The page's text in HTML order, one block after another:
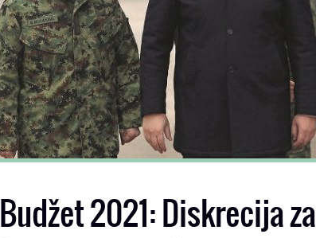
Budžet 2021: Diskrecija